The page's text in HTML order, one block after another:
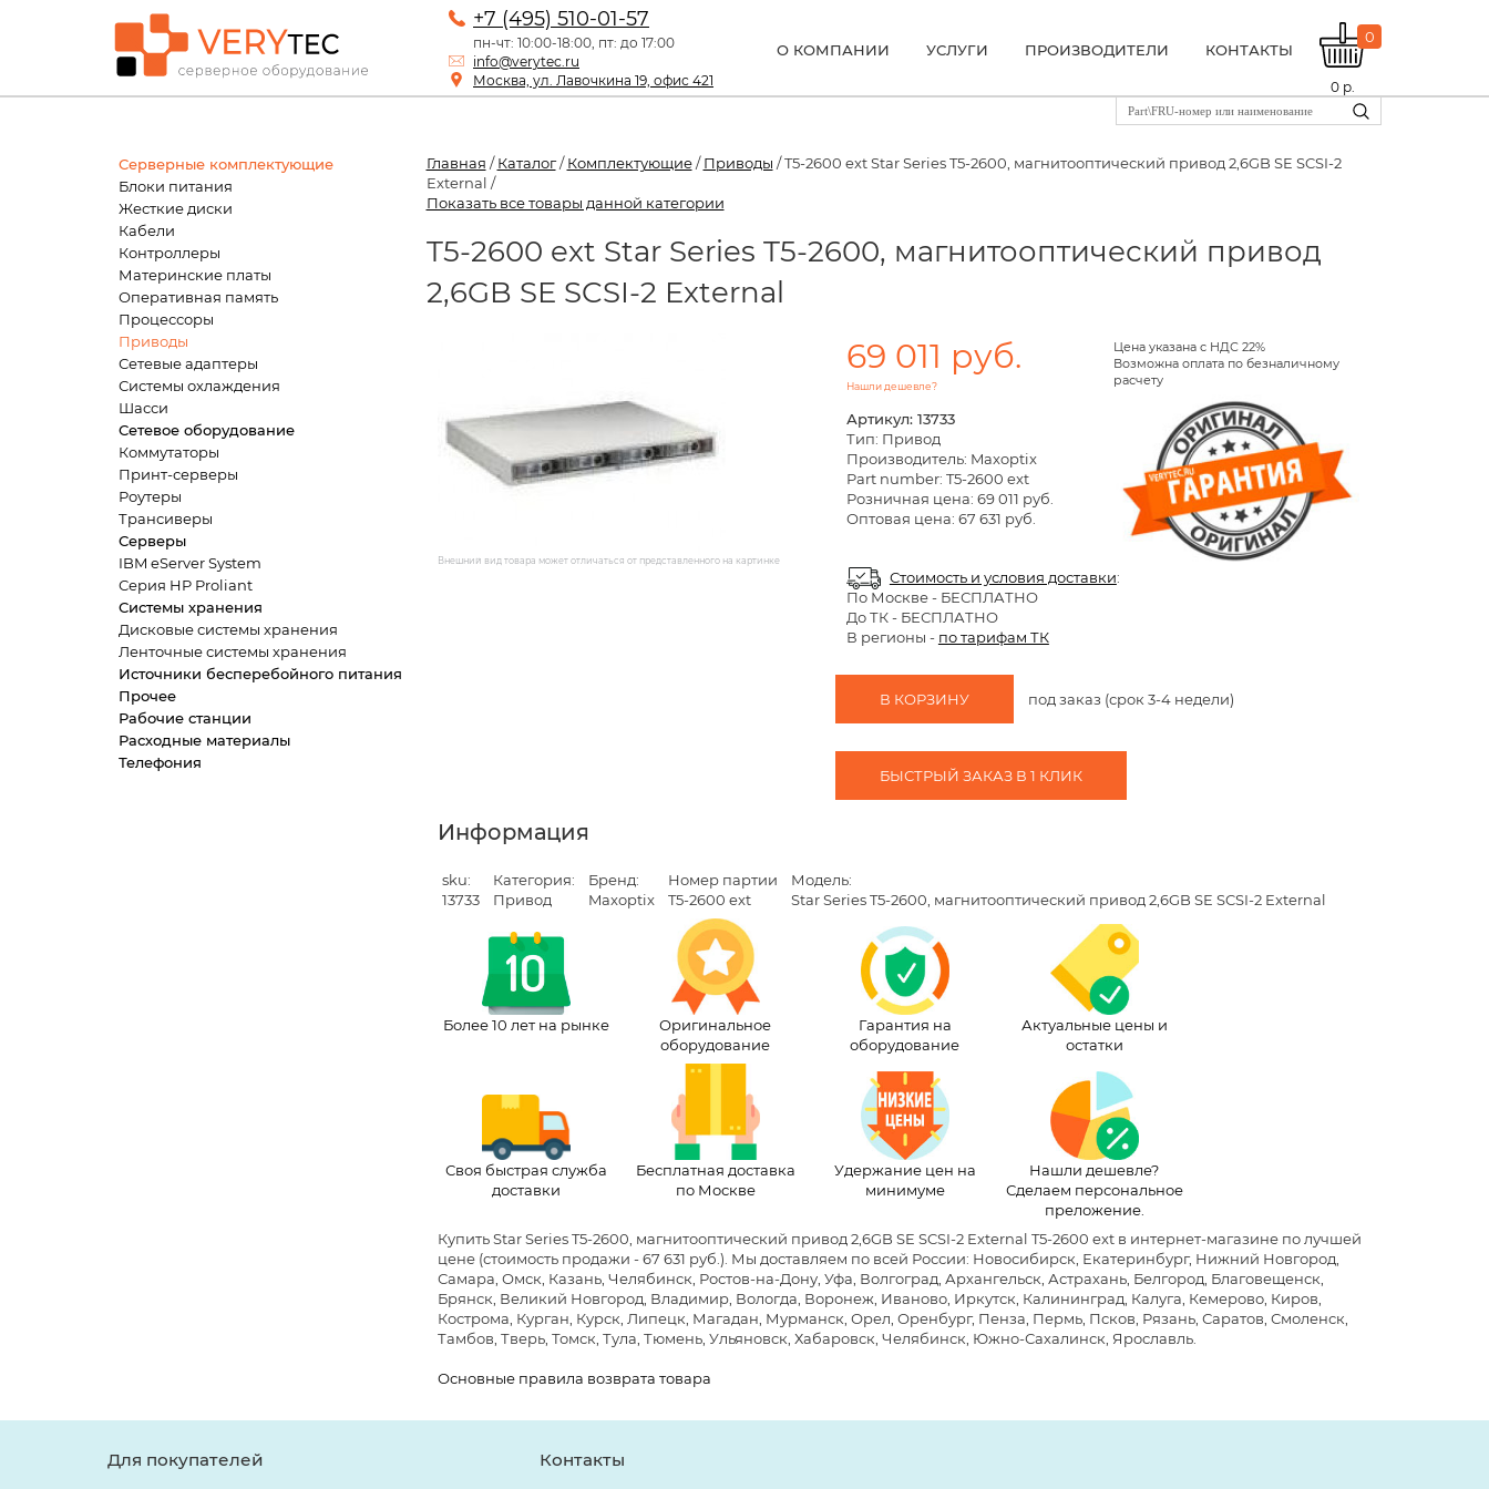
+7 (495) 510-01-57
пн-чт: 10:00-18:00, пт: до 17:00
info@verytec.ru
Москва, ул. Лавочкина 19, офис 421
О КОМПАНИИ УСЛУГИ ПРОИЗВОДИТЕЛИ КОНТАКТЫ
0
0 р.
Серверные комплектующие
Блоки питания
Жесткие диски
Кабели
Контроллеры
Материнские платы
Оперативная память
Процессоры
Приводы
Сетевые адаптеры
Системы охлаждения
Шасси
Сетевое оборудование
Коммутаторы
Принт-серверы
Роутеры
Трансиверы
Серверы
IBM eServer System
Серия HP Proliant
Системы хранения
Дисковые системы хранения
Ленточные системы хранения
Источники бесперебойного питания
Прочее
Рабочие станции
Расходные материалы
Телефония
Главная /Каталог/Комплектующие/Приводы / T5-2600 ext Star Series T5-2600, магнитооптический привод 2,6GB SE SCSI-2
External /
Показать все товары данной категории
T5-2600 ext Star Series T5-2600, магнитооптический привод
2,6GB SE SCSI-2 External
Внешний вид товара может отличаться от представленного на картинке
69 011 руб.
Нашли дешевле?
Цена указана с НДС 22%
Возможна оплата по безналичному
расчету
Артикул: 13733
Тип: Привод
Производитель: Maxoptix
Part number: T5-2600 ext
Розничная цена: 69 011 руб.
Оптовая цена: 67 631 руб.
Стоимость и условия доставки:
По Москве- БЕСПЛАТНО
До ТК - БЕСПЛАТНО
В регионы - по тарифам ТК
В КОРЗИНУ под заказ (срок 3-4 недели)
БЫСТРЫЙ ЗАКАЗ В 1 КЛИК
Информация
sku:
13733
Категория:
Привод
Бренд:
Maxoptix
Номер партии
T5-2600 ext
Модель:
Star Series T5-2600, магнитооптический привод 2,6GB SE SCSI-2 External
Более 10 лет на рынке
Оригинальное
оборудование
Гарантия на
оборудование
Актуальные цены и
остатки
Своя быстрая служба
доставки
Бесплатная доставка
по Москве
Удержание цен на
минимуме
Нашли дешевле?
Сделаем персональное
преложение.
Купить Star Series T5-2600, магнитооптический привод 2,6GB SE SCSI-2 External T5-2600 ext в интернет-магазине по лучшей
цене(стоимость продажи - 67 631 руб.) . Мы доставляем по всей России: Новосибирск, Екатеринбург, Нижний Новгород,
Самара, Омск, Казань, Челябинск, Ростов-на-Дону, Уфа, Волгоград, Архангельск, Астрахань, Белгород, Благовещенск,
Брянск, Великий Новгород, Владимир, Вологда, Воронеж, Иваново, Иркутск, Калининград, Калуга, Кемерово, Киров,
Кострома, Курган, Курск, Липецк, Магадан, Мурманск, Орел, Оренбург, Пенза, Пермь, Псков, Рязань, Саратов, Смоленск,
Тамбов, Тверь, Томск, Тула, Тюмень, Ульяновск, Хабаровск, Челябинск, Южно-Сахалинск, Ярославль.
Основные правила возврата товара
Для покупателей Контакты